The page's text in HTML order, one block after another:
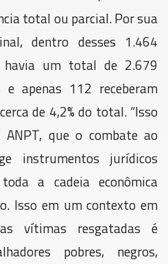
total ou parcial. Por sua
dentro desses 1.464
havia um total de 2.679
e apenas 112 receberam
de 4,2% do total. “Isso
que o combate ao
instrumentos jurídicos
a cadeia econômica
Isso em um contexto em
vítimas resgatadas é
pobres, negros,